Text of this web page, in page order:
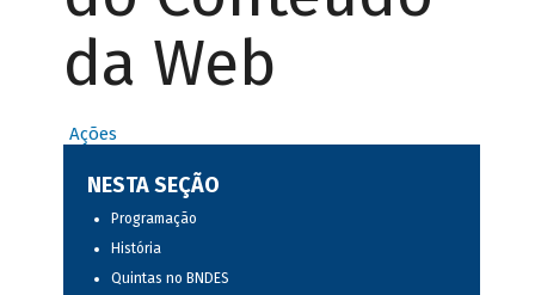
da Web
Ações
NESTA SEÇÃO
Programação
História
Quintas no BNDES